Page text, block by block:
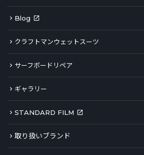
Blog
クラフトマンウェットスーツ
サーフボードリペア
ギャラリー
STANDARD FILM
取り扱いブランド